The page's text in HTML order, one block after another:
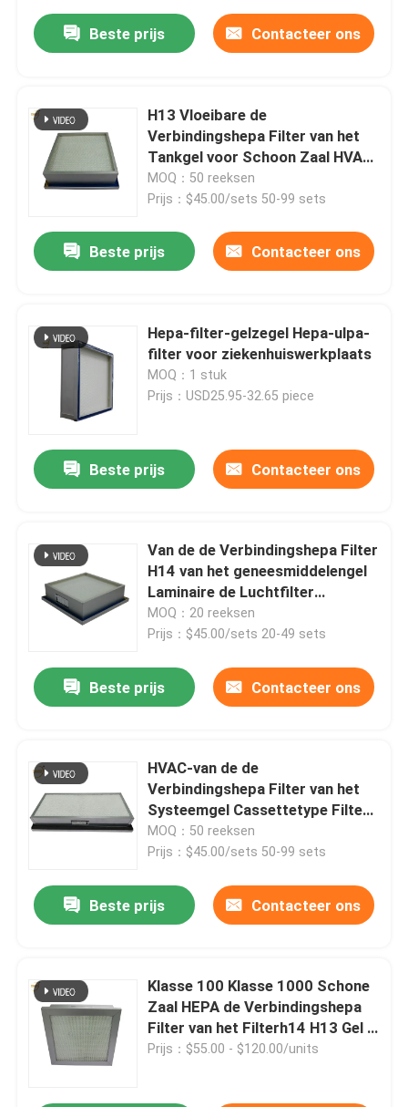
Beste prijs Contacteer ons
H13 Vloeibare de
Verbindingshepa Filter van het
Tankgel voor Schoon Zaal HVAC
Systeem
MOQ：50 reeksen
Prijs：$45.00/sets 50-99 sets
Beste prijs Contacteer ons
Hepa-filter-gelzegel Hepa-ulpa-
filter voor ziekenhuiswerkplaats
MOQ：1 stuk
Prijs：USD25.95-32.65 piece
Beste prijs Contacteer ons
Van de de Verbindingshepa Filter
H14 van het geneesmiddelengel
Laminaire de Luchtfilter
700m3/H
MOQ：20 reeksen
Prijs：$45.00/sets 20-49 sets
Beste prijs Contacteer ons
HVAC-van de de
Verbindingshepa Filter van het
Systeemgel Cassettetype Filter
220Pa 140Pa
MOQ：50 reeksen
Prijs：$45.00/sets 50-99 sets
Beste prijs Contacteer ons
Klasse 100 Klasse 1000 Schone
Zaal HEPA de Verbindingshepa
Filter van het Filterh14 H13 Gel 5
Micron
Prijs：$55.00 - $120.00/units